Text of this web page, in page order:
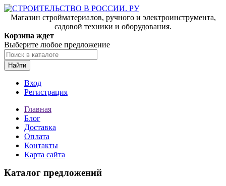
Магазин стройматериалов, ручного и электроинструмента,
садовой техники и оборудования.
Корзина ждет
Выберите любое предложение
Найти
Вход
Регистрация
Главная
Блог
Доставка
Оплата
Контакты
Карта сайта
Каталог предложений